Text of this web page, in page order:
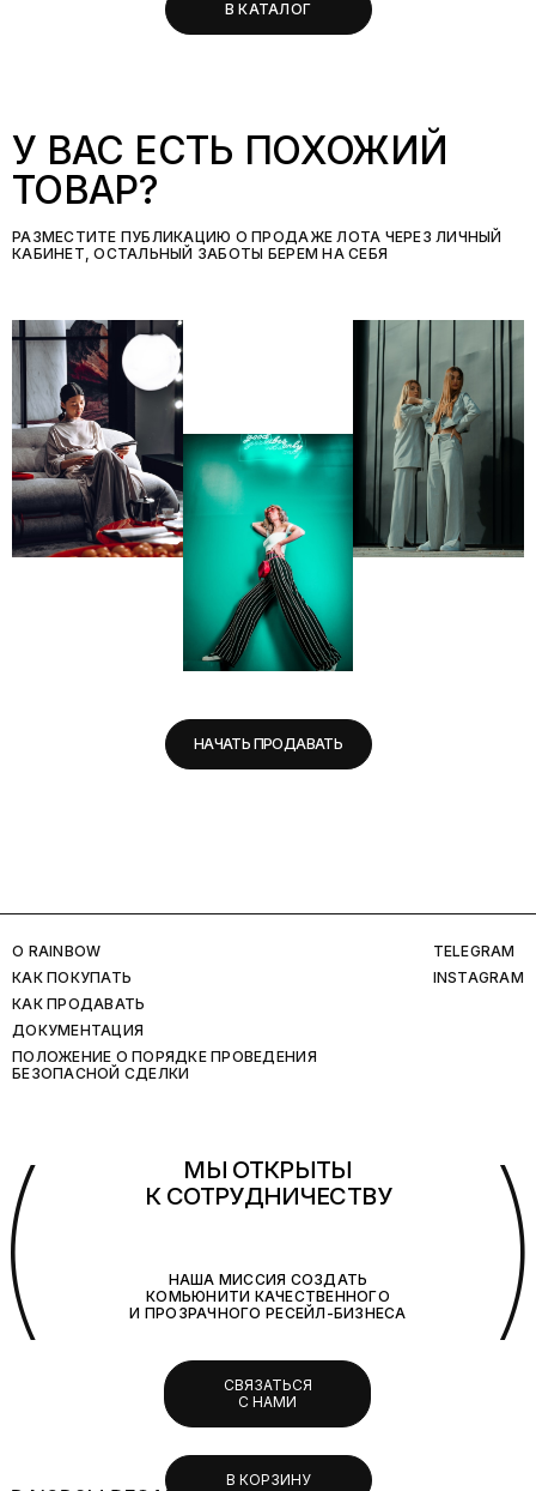
В КОРЗИНУ
В КАТАЛОГ
У ВАС ЕСТЬ ПОХОЖИЙ
ТОВАР?
РАЗМЕСТИТЕ ПУБЛИКАЦИЮ О ПРОДАЖЕ ЛОТА ЧЕРЕЗ ЛИЧНЫЙ
КАБИНЕТ, ОСТАЛЬНЫЙ ЗАБОТЫ БЕРЕМ НА СЕБЯ
НАЧАТЬ ПРОДАВАТЬ
O RAINBOW
КАК ПОКУПАТЬ
КАК ПРОДАВАТЬ
ДОКУМЕНТАЦИЯ
ПОЛОЖЕНИЕ О ПОРЯДКЕ ПРОВЕДЕНИЯ
БЕЗОПАСНОЙ СДЕЛКИ
TELEGRAM
INSTAGRAM
МЫ ОТКРЫТЫ
К СОТРУДНИЧЕСТВУ
НАША МИССИЯ СОЗДАТЬ
КОМЬЮНИТИ КАЧЕСТВЕННОГО
И ПРОЗРАЧНОГО РЕСЕЙЛ-БИЗНЕСА
СВЯЗАТЬСЯ
С НАМИ